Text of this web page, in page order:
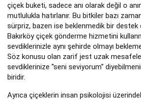
çiçek buketi, sadece anı olarak değil o
mutlulukla hatırlanır. Bu bitkiler bazı
sürpriz, bazen ise beklenmedik bir destek
Bakırköy çiçek gönderme hizmetini
sevdiklerinizle aynı şehirde olmayı
Söz konusu olan zarif jest uzak
sevdiklerinize ''seni seviyorum''
biridir.
Ayrıca çiçeklerin insan psikolojisi